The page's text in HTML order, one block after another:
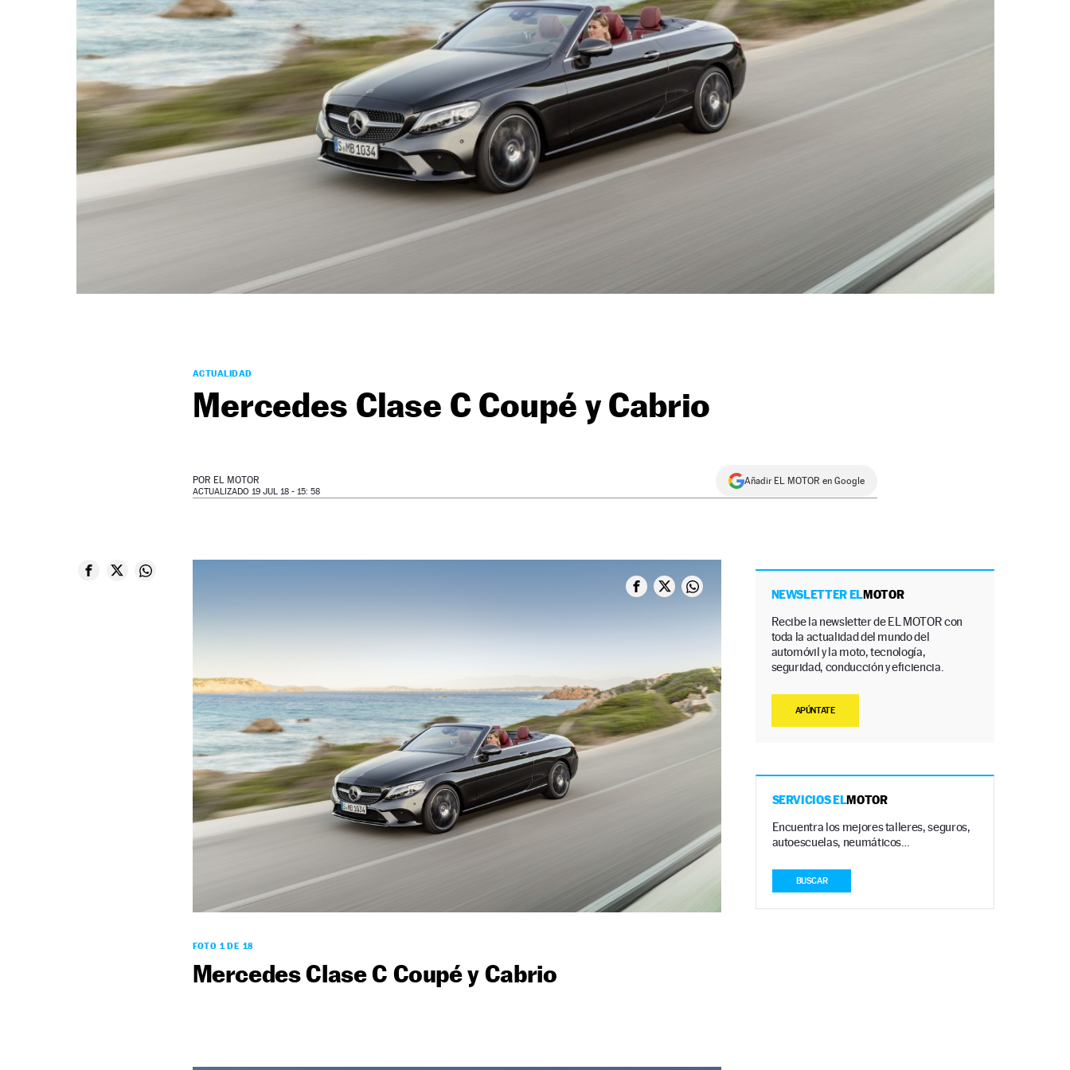
ACTUALIDAD
Mercedes Clase C Coupé y Cabrio
POR EL MOTOR
ACTUALIZADO 19 JUL 18 - 15: 58
Añadir EL MOTOR en Google
FOTO 1 DE 18
Mercedes Clase C Coupé y Cabrio
NEWSLETTER ELMOTOR
Recibe la newsletter de EL MOTOR con
toda la actualidad del mundo del
automóvil y la moto, tecnología,
seguridad, conducción y eficiencia.
APÚNTATE
SERVICIOS ELMOTOR
Encuentra los mejores talleres, seguros,
autoescuelas, neumáticos…
BUSCAR